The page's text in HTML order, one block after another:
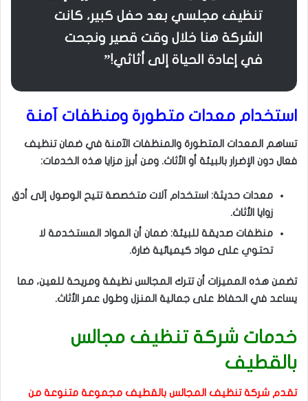
تنظيف مجلسي بعد حفل كبير، كانت
الشركة هنا خلال وقت قصير ونجحت
في إعادة الحياة إلى أثاثي!”
استخدام معدات متطورة ومنظفات آمنة
تساهم المعدات المتطورة والمنظفات الآمنة في ضمان تنظيف
فعال دون الإضرار بالبيئة أو الأثاث. ومن أبرز مزايا هذه الخدمات:
معدات حديثة: استخدام آلات متخصصة تتيح الوصول إلى أدق
زوايا الأثاث.
منظفات صديقة للبيئة: ضمان أن المواد المستخدمة لا
تحتوي على مواد كيميائية ضارة.
تضمن هذه المميزات أن تترك المجالس نظيفة ومريحة للعين، مما
يساعد في الحفاظ على جمالية المنزل وطول عمر الأثاث.
خدمات شركة تنظيف مجالس
بالقطيف
تقدم شركة تنظيف المجالس بالقطيف مجموعة متنوعة من